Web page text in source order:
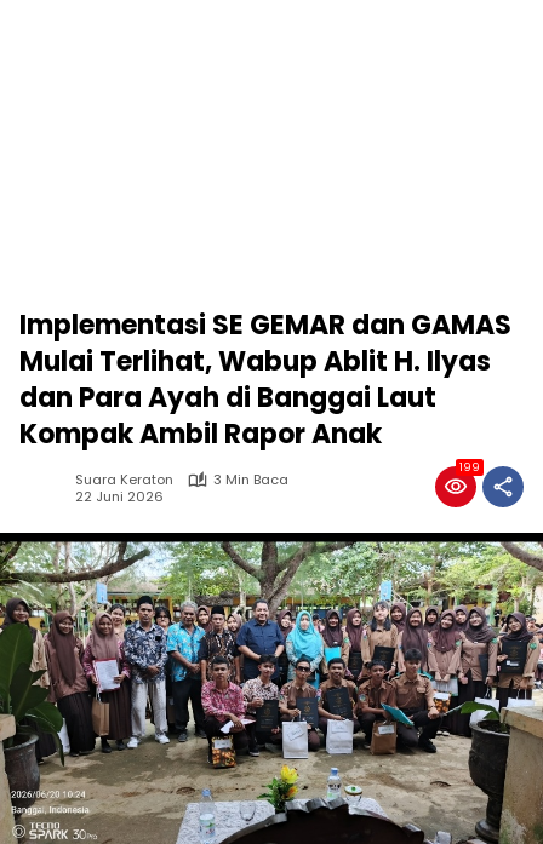
Implementasi SE GEMAR dan GAMAS
Mulai Terlihat, Wabup Ablit H. Ilyas
dan Para Ayah di Banggai Laut
Kompak Ambil Rapor Anak
Suara Keraton
3 Min Baca
22 Juni 2026
199